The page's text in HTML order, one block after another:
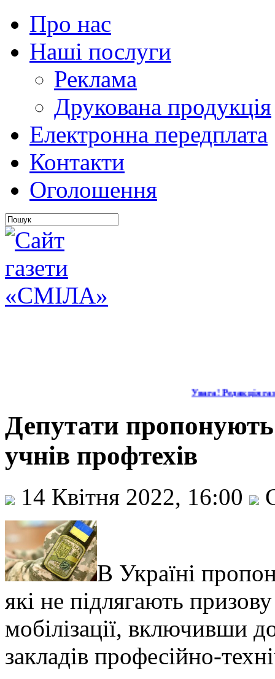
Про нас
Наші послуги
Реклама
Друкована продукція
Електронна передплата
Контакти
Оголошення
Увага! Редакція
Депутати пропонують
учнів профтехів
14 Квітня 2022, 16:00
В Україні
які не підлягають
мобілізації, включивши
закладів професійно-